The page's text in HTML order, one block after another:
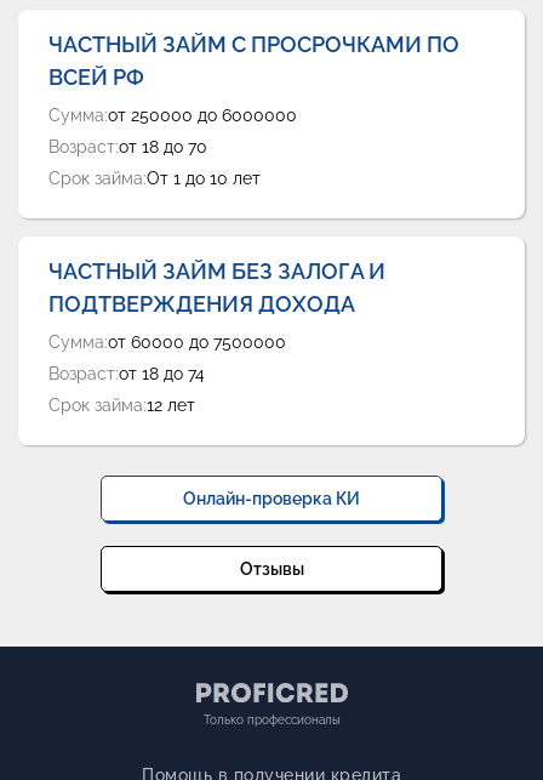
ЧАСТНЫЙ ЗАЙМ С ПРОСРОЧКАМИ ПО
ВСЕЙ РФ
Сумма:от 250000 до 6000000
Возраст:от 18 до 70
Срок займа:От 1 до 10 лет
ЧАСТНЫЙ ЗАЙМ БЕЗ ЗАЛОГА И
ПОДТВЕРЖДЕНИЯ ДОХОДА
Сумма:от 60000 до 7500000
Возраст:от 18 до 74
Срок займа:12 лет
Онлайн-проверка КИ
Отзывы
Только профессионалы
Помощь в получении кредита